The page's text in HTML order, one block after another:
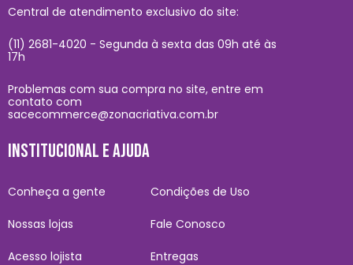
Central de atendimento exclusivo do site:
(11) 2681-4020 - Segunda à sexta das 09h até às
17h
Problemas com sua compra no site, entre em
contato com
sacecommerce@zonacriativa.com.br
INSTITUCIONAL E AJUDA
Conheça a gente
Nossas lojas
Acesso lojista
Condições de Uso
Fale Conosco
Entregas